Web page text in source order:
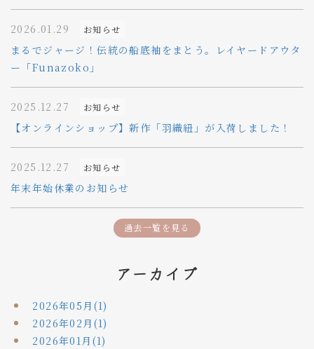
2026.01.29 お知らせ
まるでジャージ！伝統の船底袖をまとう。レイヤードアウタ
ー「Funazoko」
2025.12.27 お知らせ
【オンラインショップ】新作「羽織紐」が入荷しました！
2025.12.27 お知らせ
年末年始休業のお知らせ
過去一覧を見る
アーカイブ
2026年05月(1)
2026年02月(1)
2026年01月(1)